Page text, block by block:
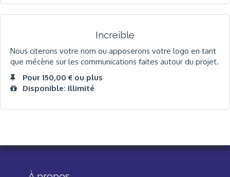
Increible
Nous citerons votre nom ou apposerons votre logo en tant
que mécène sur les communications faites autour du projet.
Pour 150,00 € ou plus
Disponible: Illimité